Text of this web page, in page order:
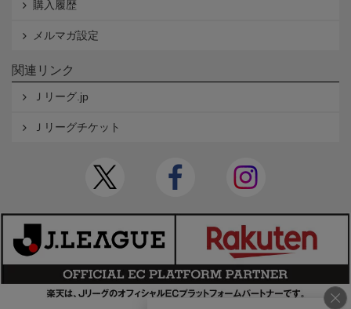
購入履歴
メルマガ設定
関連リンク
Ｊリーグ.jp
Ｊリーグチケット